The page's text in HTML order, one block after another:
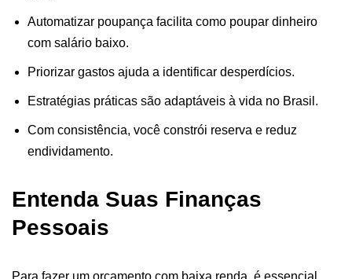
Automatizar poupança facilita como poupar dinheiro
com salário baixo.
Priorizar gastos ajuda a identificar desperdícios.
Estratégias práticas são adaptáveis à vida no Brasil.
Com consistência, você constrói reserva e reduz
endividamento.
Entenda Suas Finanças
Pessoais
Para fazer um orçamento com baixa renda, é essencial